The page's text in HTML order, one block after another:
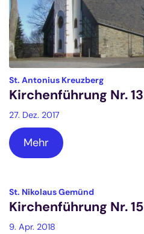
St. Antonius Kreuzberg:
Kirchenführung Nr. 13
27. Dez. 2017
Mehr
St. Nikolaus Gemünd:
Kirchenführung Nr. 15
9. Apr. 2018